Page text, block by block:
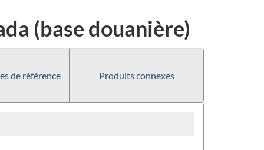
(base douanière)
de référence Produits connexes